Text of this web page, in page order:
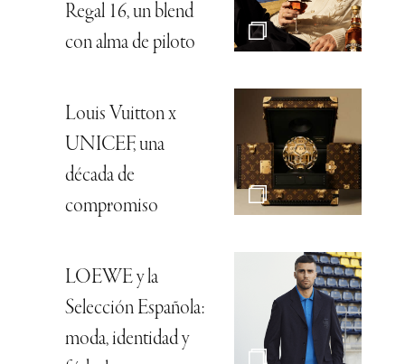
Regal 16, un blend
con alma de piloto
Louis Vuitton x
UNICEF, una
década de
compromiso
LOEWE y la
Selección Española:
moda, identidad y